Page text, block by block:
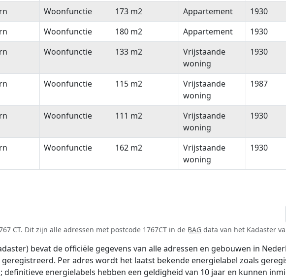
Woonfunctie 173 m2 Appartement 1930
Woonfunctie 180 m2 Appartement 1930
Woonfunctie 133 m2
Vrijstaande
woning
1930
Woonfunctie 115 m2
Vrijstaande
woning
1987
Woonfunctie 111 m2
Vrijstaande
woning
1930
Woonfunctie 162 m2
Vrijstaande
woning
1930
CT. Dit zijn alle adressen met postcode 1767CT in de BAG data van het Kadaster
bevat de officiële gegevens van alle adressen en gebouwen in
Per adres wordt het laatst bekende energielabel zoals
energielabels hebben een geldigheid van 10 jaar en kunnen